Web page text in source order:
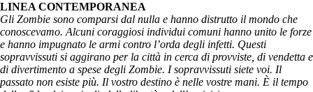
LINEA CONTEMPORANEA
Gli Zombie sono comparsi dal nulla e hanno distrutto il mondo che
conoscevamo. Alcuni coraggiosi individui comuni hanno unito le forze
e hanno impugnato le armi contro l’orda degli infetti. Questi
sopravvissuti si aggirano per la città in cerca di provviste, di vendetta e
di divertimento a spese degli Zombie. I sopravvissuti siete voi. Il
passato non esiste più. Il vostro destino è nelle vostre mani. È il tempo